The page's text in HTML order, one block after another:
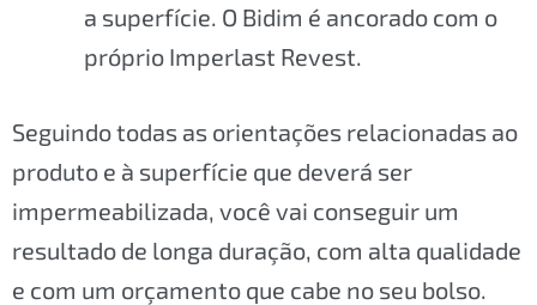
a superfície. O Bidim é ancorado com o
próprio Imperlast Revest.
Seguindo todas as orientações relacionadas ao
produto e à superfície que deverá ser
impermeabilizada, você vai conseguir um
resultado de longa duração, com alta qualidade
e com um orçamento que cabe no seu bolso.